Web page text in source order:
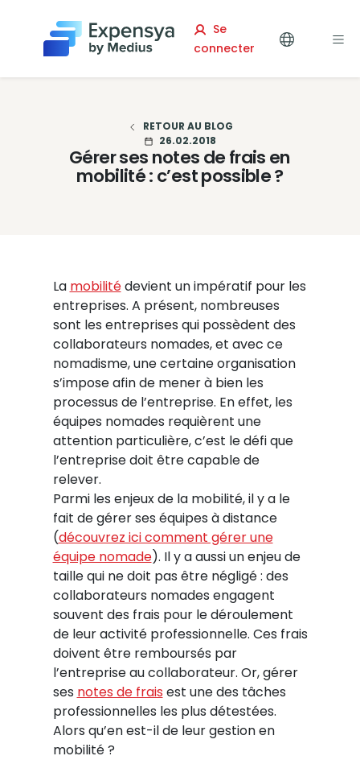
Expensya
Se
connecter
RETOUR AU BLOG
26.02.2018
Gérer ses notes de frais en
mobilité : c’est possible ?
La mobilitédevient un impératif pour les
entreprises. A présent, nombreuses
sont les entreprises qui possèdent des
collaborateurs nomades, et avec ce
nomadisme, une certaine organisation
s’impose afin de mener à bien les
processus de l’entreprise. En effet, les
équipes nomades requièrent une
attention particulière, c’est le défi que
l’entreprise doit être capable de
relever.
Parmi les enjeux de la mobilité, il y a le
fait de gérer ses équipes à distance
(découvrez ici comment gérer une
équipe nomade). Il y a aussi un enjeu de
taille qui ne doit pas être négligé : des
collaborateurs nomades engagent
souvent des frais pour le déroulement
de leur activité professionnelle. Ces frais
doivent être remboursés par
l’entreprise au collaborateur. Or, gérer
ses notes de frais est une des tâches
professionnelles les plus détestées.
Alors qu’en est-il de leur gestion en
mobilité ?